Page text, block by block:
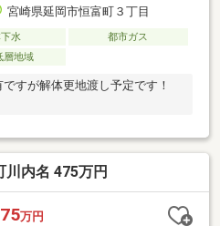
宮崎県延岡市恒富町３丁目
水
都市ガス
層地域
すが解体更地渡し予定です！
内名 475万円
万円